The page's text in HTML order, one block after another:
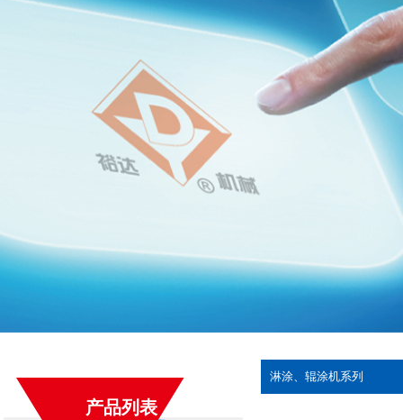
产品列表
淋涂、辊涂机系列